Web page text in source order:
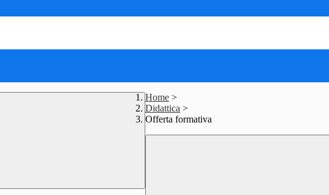
Home >
Didattica >
Offerta formativa